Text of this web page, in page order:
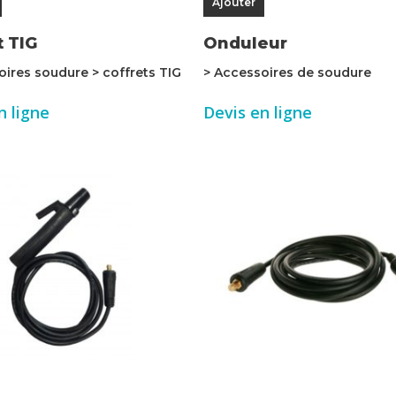
TIG
soudure > coffrets TIG
ligne
Onduleur
> Accessoires de soudure
Devis en ligne